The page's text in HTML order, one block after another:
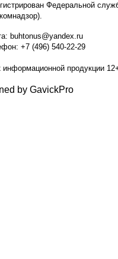
Федеральной
buhtonus@yandex.ru
+7 (496) 540-22-29
информационной продукции
by GavickPro